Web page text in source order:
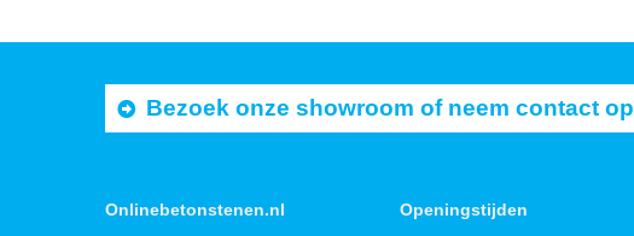
Bezoek onze showroom of neem contact
Onlinebetonstenen.nl
Openingstijden